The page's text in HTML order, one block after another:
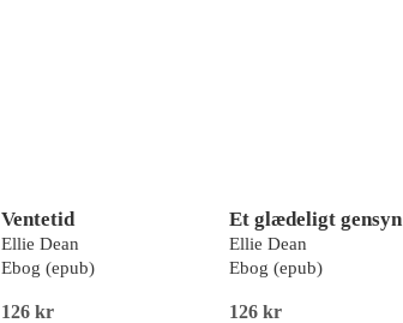
Ventetid
Ellie Dean
Ebog (epub)
126 kr
Et glædeligt gensyn
Ellie Dean
Ebog (epub)
126 kr